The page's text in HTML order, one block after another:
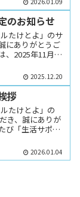
のお知らせ
たけとよ」のサ
にありがとうご
、2025年11月24
2025.12.20
拶
たけとよ」の
き、誠にありが
び「生活サポー
2026.01.04